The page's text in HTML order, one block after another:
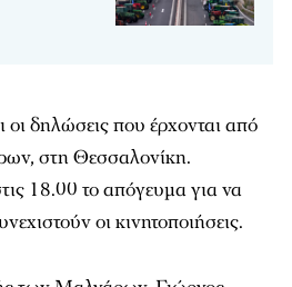
οι δηλώσεις που έρχονται από
στη Θεσσαλονίκη.
18.00 το απόγευμα για να
οι κινητοποιήσεις.